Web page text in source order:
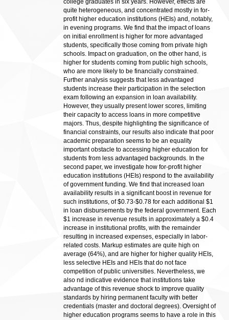
college graduates in six years. However, effects are
quite heterogeneous, and concentrated mostly in for-
profit higher education institutions (HEIs) and, notably,
in evening programs. We find that the impact of loans
on initial enrollment is higher for more advantaged
students, specifically those coming from private high
schools. Impact on graduation, on the other hand, is
higher for students coming from public high schools,
who are more likely to be financially constrained.
Further analysis suggests that less advantaged
students increase their participation in the selection
exam following an expansion in loan availability.
However, they usually present lower scores, limiting
their capacity to access loans in more competitive
majors. Thus, despite highlighting the significance of
financial constraints, our results also indicate that poor
academic preparation seems to be an equality
important obstacle to accessing higher education for
students from less advantaged backgrounds. In the
second paper, we investigate how for-profit higher
education institutions (HEIs) respond to the availability
of government funding. We find that increased loan
availability results in a significant boost in revenue for
such institutions, of $0.73-$0.78 for each additional $1
in loan disbursements by the federal government. Each
$1 increase in revenue results in approximately a $0.4
increase in institutional profits, with the remainder
resulting in increased expenses, especially in labor-
related costs. Markup estimates are quite high on
average (64%), and are higher for higher quality HEIs,
less selective HEIs and HEIs that do not face
competition of public universities. Nevertheless, we
also nd indicative evidence that institutions take
advantage of this revenue shock to improve quality
standards by hiring permanent faculty with better
credentials (master and doctoral degrees). Oversight of
higher education programs seems to have a role in this